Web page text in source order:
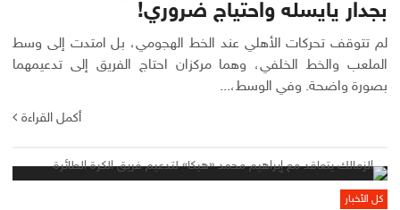
بجدار يايسله واحتياج ضروري!
لم تتوقف تحركات الأهلي عند الخط الهجومي، بل امتدت إلى وسط
الملعب والخط الخلفي، وهما مركزان احتاج الفريق إلى تدعيمهما
بصورة واضحة. وفي الوسط،...
أكمل القراءة
كل الأخبار